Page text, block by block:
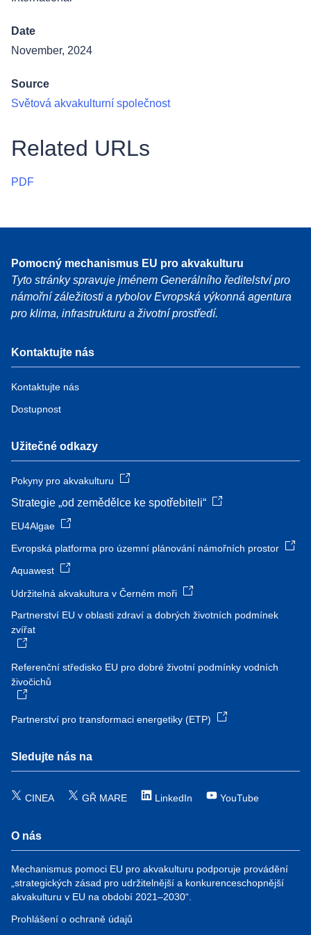
Date
November, 2024
Source
Světová akvakulturní společnost
Related URLs
PDF
Pomocný mechanismus EU pro akvakulturu
Tyto stránky spravuje jménem Generálního ředitelství pro
námořní záležitosti a rybolov Evropská výkonná agentura
pro klima, infrastrukturu a životní prostředí.
Kontaktujte nás
Kontaktujte nás
Dostupnost
Užitečné odkazy
Pokyny pro akvakulturu
Strategie „od zemědělce ke spotřebiteli“
EU4Algae
Evropská platforma pro územní plánování námořních prostor
Aquawest
Udržitelná akvakultura v Černém moři
Partnerství EU v oblasti zdraví a dobrých životních podmínek
zvířat
Referenční středisko EU pro dobré životní podmínky vodních
živočichů
Partnerství pro transformaci energetiky (ETP)
Sledujte nás na
CINEA GŘ MARE LinkedIn YouTube
O nás
Mechanismus pomoci EU pro akvakulturu podporuje provádění
„strategických zásad pro udržitelnější a konkurenceschopnější
akvakulturu v EU na období 2021–2030“.
Prohlášení o ochraně údajů